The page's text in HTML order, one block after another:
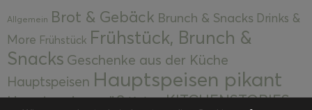
Allgemein Brot & Gebäck Brunch & Snacks Drinks &
More Frühstück Frühstück, Brunch &
Snacks Geschenke aus der Küche
Hauptspeisen Hauptspeisen pikant
Hauptspeisen süßKekseKITCHENSTORIES